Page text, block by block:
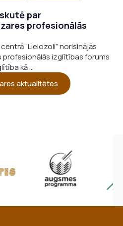
par
profesionālās
“Lielozoli” norisinājās
izglītības forums
kā ...
aktualitētes